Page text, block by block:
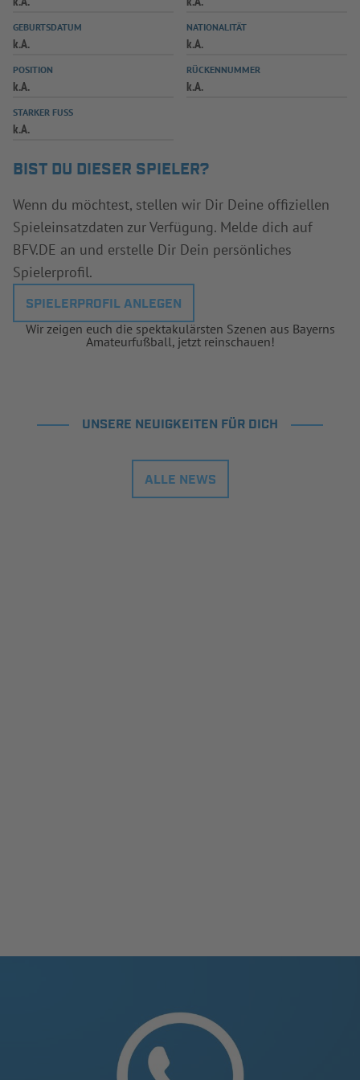
SPIELPLUS
GEBURTSDATUM
k.A.
NATIONALITÄT
k.A.
POSITION
k.A.
RÜCKENNUMMER
k.A.
STARKER FUSS
k.A.
BIST DU DIESER SPIELER?
Wenn du möchtest, stellen wir Dir Deine offiziellen
Spieleinsatzdaten zur Verfügung. Melde dich auf
BFV.DE an und erstelle Dir Dein persönliches
Spielerprofil.
SPIELERPROFIL ANLEGEN
Wir zeigen euch die spektakulärsten Szenen aus Bayerns
Amateurfußball, jetzt reinschauen!
UNSERE NEUIGKEITEN FÜR DICH
ALLE NEWS